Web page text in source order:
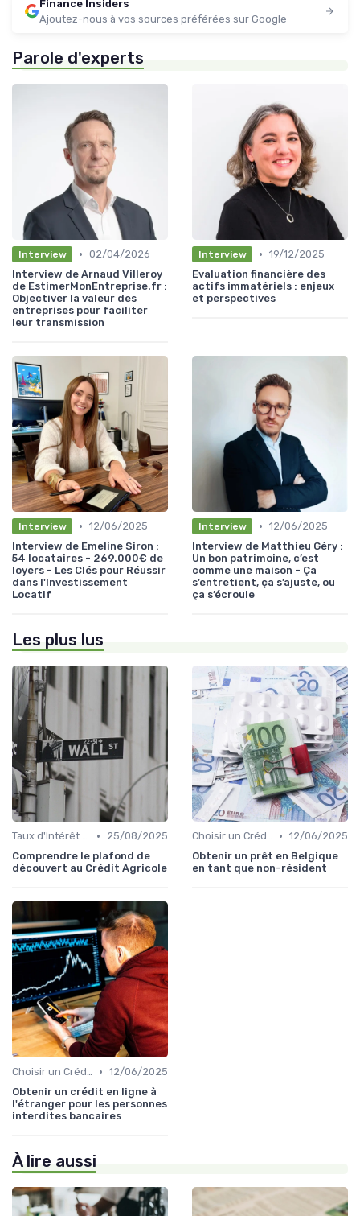
Finance Insiders
Ajoutez-nous à vos sources préférées sur Google
Parole d'experts
Interview • 02/04/2026
Interview de Arnaud Villeroy
de EstimerMonEntreprise.fr :
Objectiver la valeur des
entreprises pour faciliter
leur transmission
Interview • 19/12/2025
Evaluation financière des
actifs immatériels : enjeux
et perspectives
Interview • 12/06/2025
Interview de Emeline Siron :
54 locataires - 269.000€ de
loyers - Les Clés pour Réussir
dans l'Investissement
Locatif
Interview • 12/06/2025
Interview de Matthieu Géry :
Un bon patrimoine, c’est
comme une maison - Ça
s’entretient, ça s’ajuste, ou
ça s’écroule
Les plus lus
Taux d'Intérêt et Conditions de Crédit •
25/08/2025
Comprendre le plafond de
découvert au Crédit Agricole
Choisir un Crédit Immobilier • 12/06/2025
Obtenir un prêt en Belgique
en tant que non-résident
Choisir un Crédit Immobilier • 12/06/2025
Obtenir un crédit en ligne à
l'étranger pour les personnes
interdites bancaires
À lire aussi